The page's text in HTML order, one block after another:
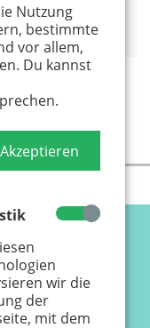
Nutzung
bestimmte
vor allem,
Du kannst
Akzeptieren
wir die
der
mit dem